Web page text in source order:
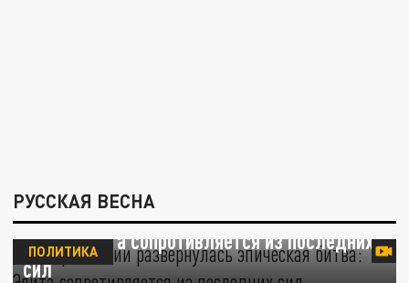
РУССКАЯ ВЕСНА
Внутри России развернулась эпическая
битва: Элита сопротивляется из последних
сил
ПОЛИТИКА